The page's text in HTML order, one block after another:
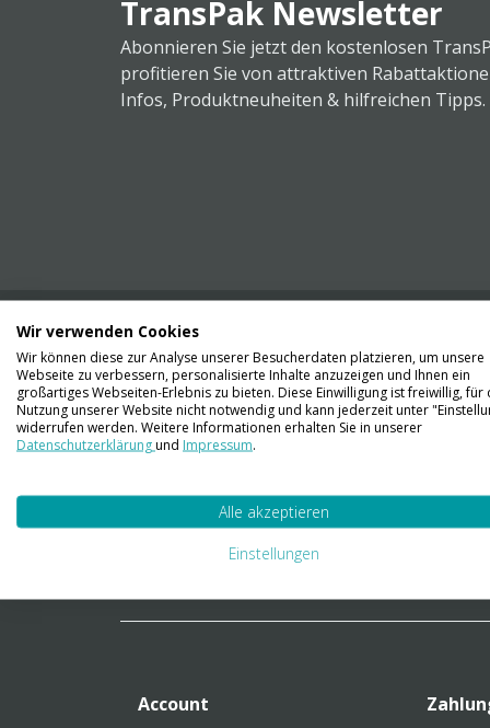
TransPak Newsletter
Abonnieren Sie jetzt den kostenlosen
profitieren Sie von attraktiven
Infos, Produktneuheiten & hilfreichen Tipps.
Kontaktieren Sie uns
061 711 73 56
Verpackungslexikon
FAQ
Account
Wir verwenden Cookies
Wir können diese zur Analyse unserer Besucherdaten platzieren, um unsere
Webseite zu verbessern, personalisierte Inhalte anzuzeigen und Ihnen ein
großartiges Webseiten-Erlebnis zu bieten. Diese Einwilligung ist freiwillig, für
Nutzung unserer Website nicht notwendig und kann jederzeit unter
widerrufen werden. Weitere Informationen erhalten Sie in unserer
Datenschutzerklärungund Impressum.
Alle akzeptieren
Einstellungen